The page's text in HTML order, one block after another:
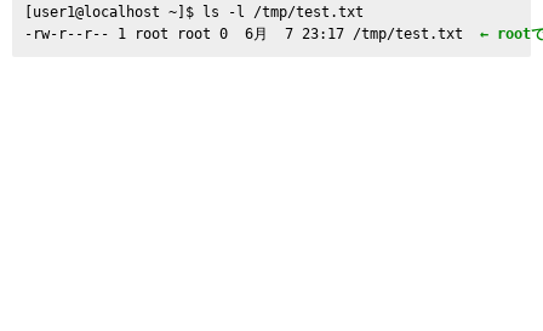
[user1@localhost ~]$ ls -l /tmp/test.txt
-rw-r--r-- 1 root root 0  6月  7 23:17 /tmp/test.txt
← rootで